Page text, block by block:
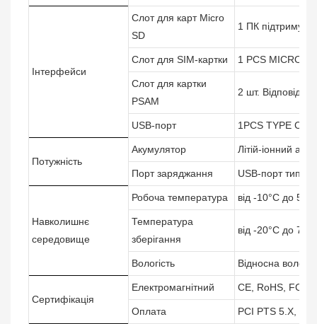
Інтерфейси
Слот для карт Micro
SD
1 ПК підтримує
Слот для SIM-картки 1 PCS MICRO
Слот для картки
PSAM
2 шт.
USB-порт 1PCS TYPE C
Потужність
Акумулятор Літій-іонний
Порт заряджання USB-порт типу
Навколишнє
середовище
Робоча температура від -10°C до
Температура
зберігання
від -20°C до
Вологість Відносна
Сертифікація
Електромагнітний CE, RoHS, FCC,
Оплата PCI PTS 5.X,